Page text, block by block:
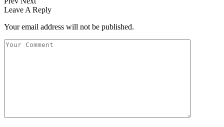
Leave A Reply
Your email address will not be published.